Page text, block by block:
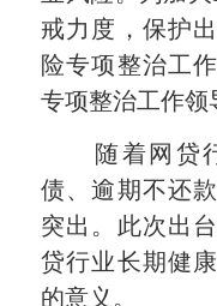
戒力度，保护
险专项整治工
专项整治工作领
随着网贷
债、逾期不还
突出。此次出
贷行业长期健
的意义。